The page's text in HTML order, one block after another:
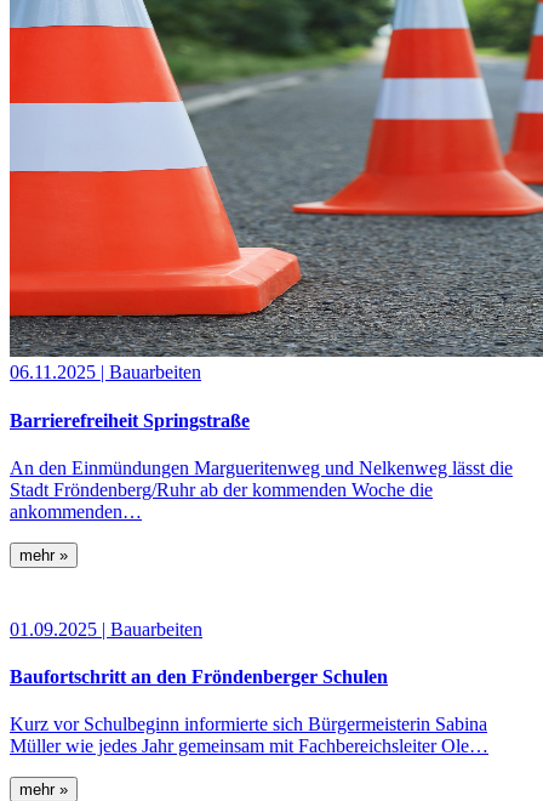
06.11.2025 | Bauarbeiten
Barrierefreiheit Springstraße
An den Einmündungen Margueritenweg und Nelkenweg lässt die
Stadt Fröndenberg/Ruhr ab der kommenden Woche die
ankommenden…
mehr »
01.09.2025 | Bauarbeiten
Baufortschritt an den Fröndenberger Schulen
Kurz vor Schulbeginn informierte sich Bürgermeisterin Sabina
Müller wie jedes Jahr gemeinsam mit Fachbereichsleiter Ole…
mehr »